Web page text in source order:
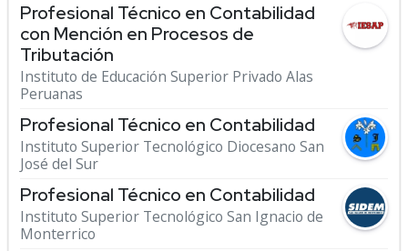
Profesional Técnico en Contabilidad
con Mención en Procesos de
Tributación
Instituto de Educación Superior Privado Alas
Peruanas
Profesional Técnico en Contabilidad
Instituto Superior Tecnológico Diocesano San
José del Sur
Profesional Técnico en Contabilidad
Instituto Superior Tecnológico San Ignacio de
Monterrico